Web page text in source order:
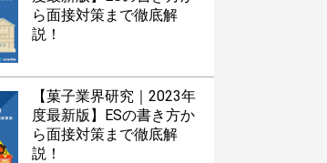
ら面接対策まで徹底解
説！
【菓子業界研究｜2023年
度最新版】ESの書き方か
ら面接対策まで徹底解
説！